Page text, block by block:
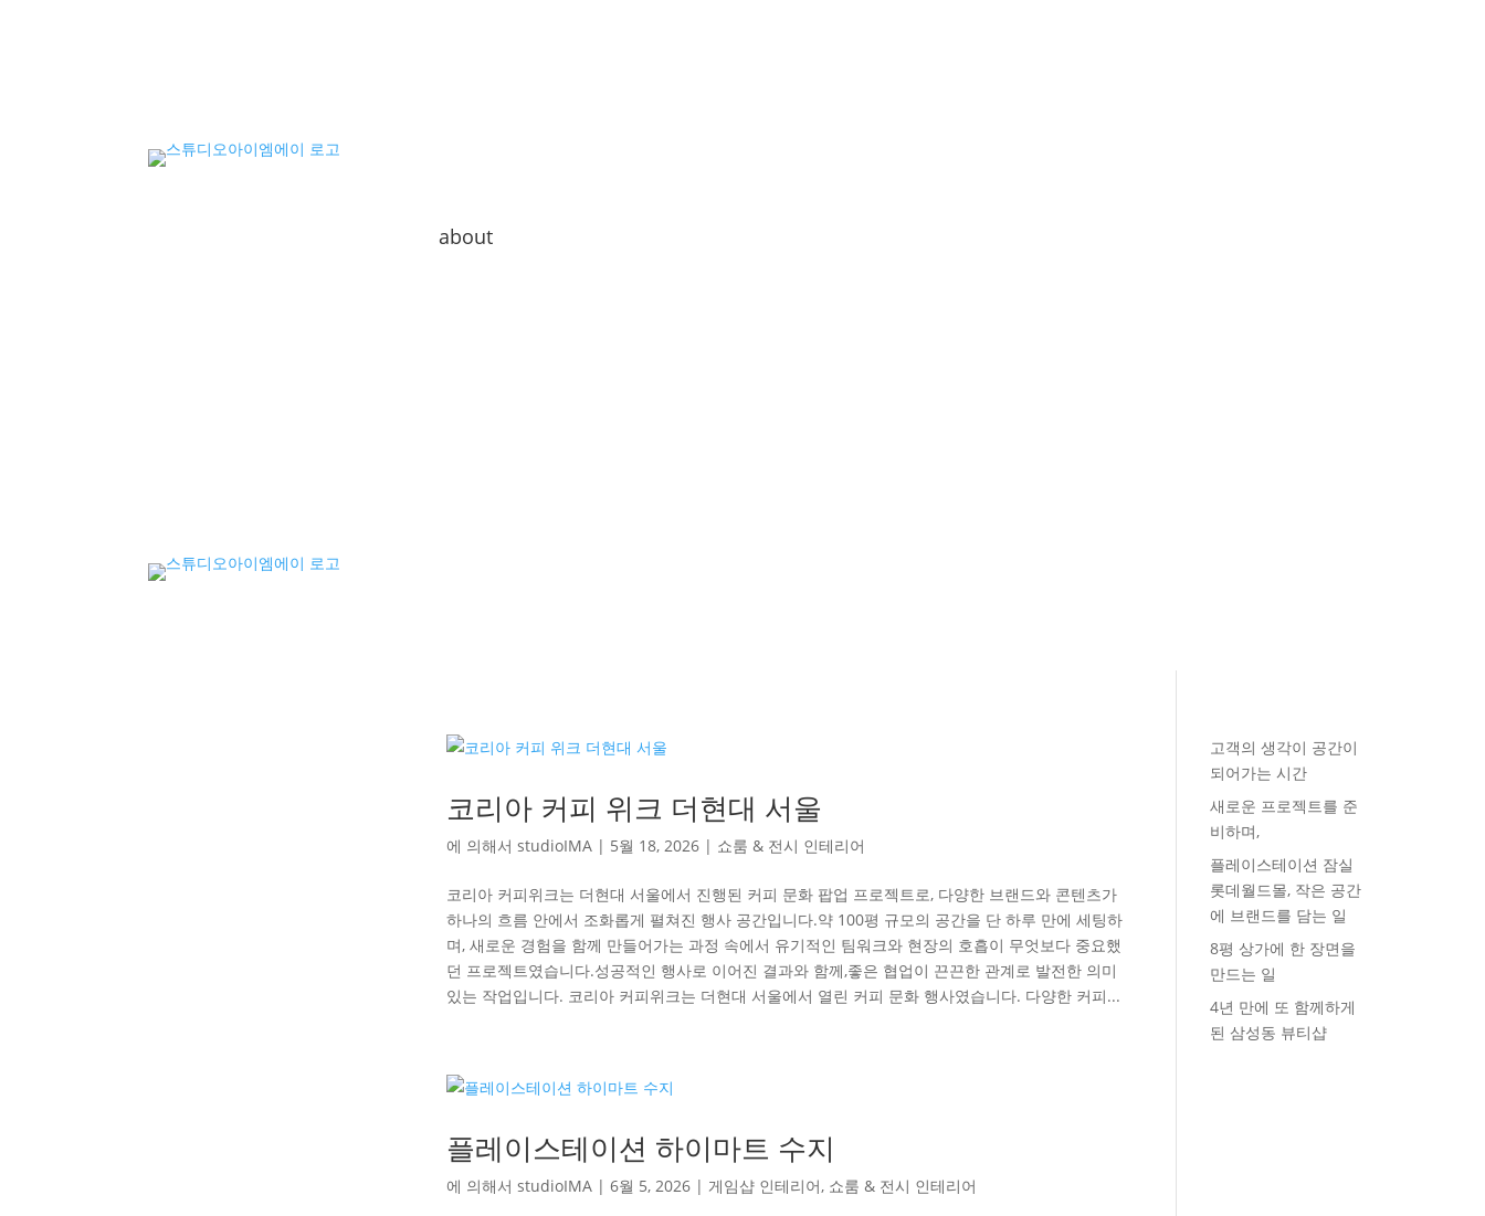
about
코리아 커피 위크 더현대 서울
에 의해서studioIMA | 5월 18, 2026 | 쇼룸 & 전시 인테리어
코리아 커피위크는 더현대 서울에서 진행된 커피 문화 팝업 프로젝트로, 다양한 브랜드와 콘텐츠가
하나의 흐름 안에서 조화롭게 펼쳐진 행사 공간입니다.약 100평 규모의 공간을 단 하루 만에 세팅하
며, 새로운 경험을 함께 만들어가는 과정 속에서 유기적인 팀워크와 현장의 호흡이 무엇보다 중요했
던 프로젝트였습니다.성공적인 행사로 이어진 결과와 함께,좋은 협업이 끈끈한 관계로 발전한 의미
있는 작업입니다. 코리아 커피위크는 더현대 서울에서 열린 커피 문화 행사였습니다. 다양한 커피...
플레이스테이션 하이마트 수지
에 의해서studioIMA |6월 5, 2026 | 게임샵 인테리어, 쇼룸 & 전시 인테리어
고객의 생각이 공간이
되어가는 시간
새로운 프로젝트를 준
비하며,
플레이스테이션 잠실
롯데월드몰, 작은 공간
에 브랜드를 담는 일
8평 상가에 한 장면을
만드는 일
4년 만에 또 함께하게
된 삼성동 뷰티샵